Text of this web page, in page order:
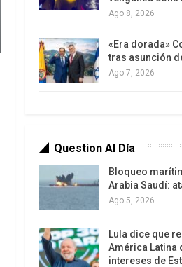
Ago 8, 2026
«Era dorada»
tras asunción
Ago 7, 2026
Question Al Día
Bloqueo
Arabia Saudí:
Ago 5, 2026
Lula dice que
América Latina
intereses de